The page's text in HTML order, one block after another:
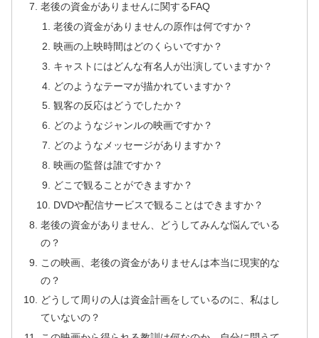
老後の資金がありませんに関するFAQ
老後の資金がありませんの原作は何ですか？
映画の上映時間はどのくらいですか？
キャストにはどんな有名人が出演していますか？
どのようなテーマが描かれていますか？
観客の反応はどうでしたか？
どのようなジャンルの映画ですか？
どのようなメッセージがありますか？
映画の監督は誰ですか？
どこで観ることができますか？
DVDや配信サービスで観ることはできますか？
老後の資金がありません、どうしてみんな悩んでいる
の？
この映画、老後の資金がありませんは本当に現実的な
の？
どうして周りの人は資金計画をしているのに、私はし
ていないの？